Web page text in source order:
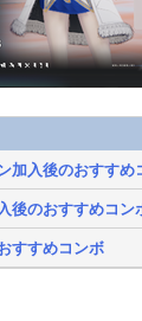
加入後のおすすめ
後のおすすめコン
すすめコンボ